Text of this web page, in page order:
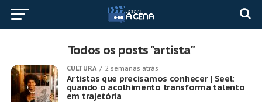
Todos os posts "artista"
CULTURA 2 semanas atrás
Artistas que precisamos conhecer | Seel:
quando o acolhimento transforma talento
em trajetória